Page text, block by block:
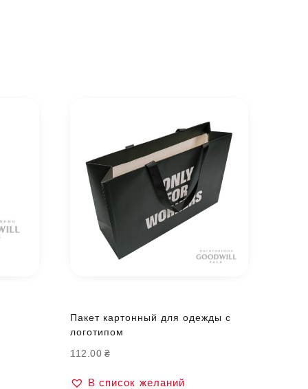
Пакет картонный для одежды с
логотипом
112.00₴
В список желаний